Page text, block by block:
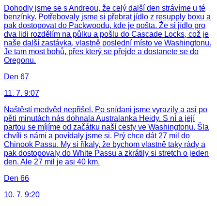
Dohodly jsme se s Andreou, že celý další den strávíme u té
benzínky. Potřebovaly jsme si přebrat jídlo z resupply boxu a
pak dostopovat do Packwoodu, kde je pošta. Že si jídlo pro
dva lidi rozdělím na půlku a pošlu do Cascade Locks, což je
naše další zastávka, vlastně poslední místo ve Washingtonu.
Je tam most bohů, přes který se přejde a dostanete se do
Oregonu.
Den 67
11. 7. 9:07
Naštěstí medvěd nepřišel. Po snídani jsme vyrazily a asi po
pěti minutách nás dohnala Australanka Heidy. S ní a její
partou se míjíme od začátku naší cesty ve Washingtonu. Šla
chvíli s námi a povídaly jsme si. Prý chce dát 27 mil do
Chinook Passu. My si říkaly, že bychom vlastně taky rády a
pak dostopovaly do White Passu a zkrátily si stretch o jeden
den. Ale 27 mil je asi 40 km.
Den 66
10. 7. 9:20